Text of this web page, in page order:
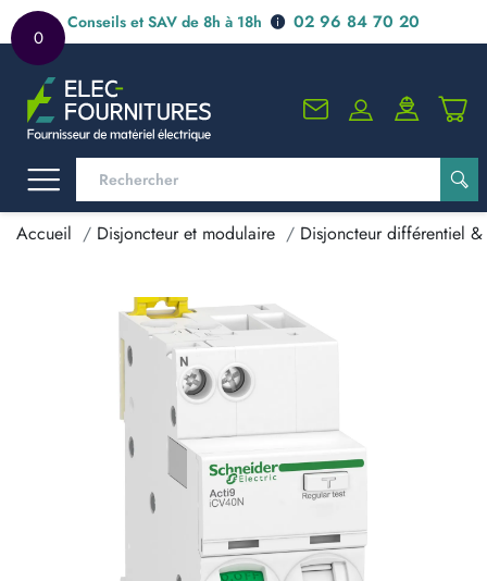
0
Conseils et SAV de 8h à 18h 02 96 84 70 20
Accueil Disjoncteur et modulaire Disjoncteur différentiel